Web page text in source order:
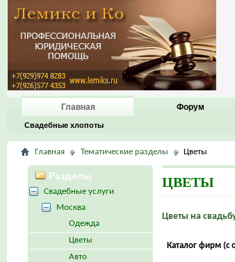
Главная
Свадебные хлопоты
Форум
Главная Тематические разделы Цветы
ЦВЕТЫ
Цветы на
Каталог фирм (с
Разделы
Свадебные услуги
Москва
Одежда
Цветы
Авто